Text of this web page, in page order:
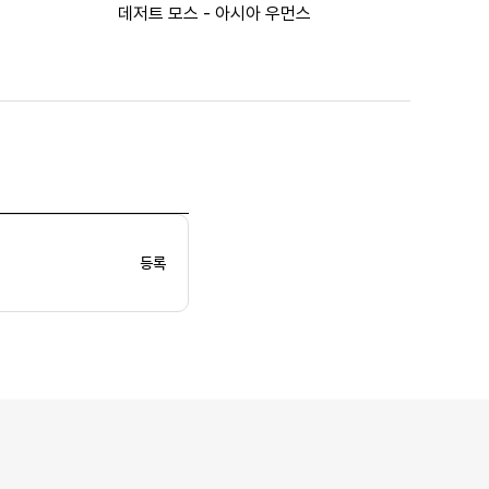
데저트 모스 - 아시아 우먼스
등록